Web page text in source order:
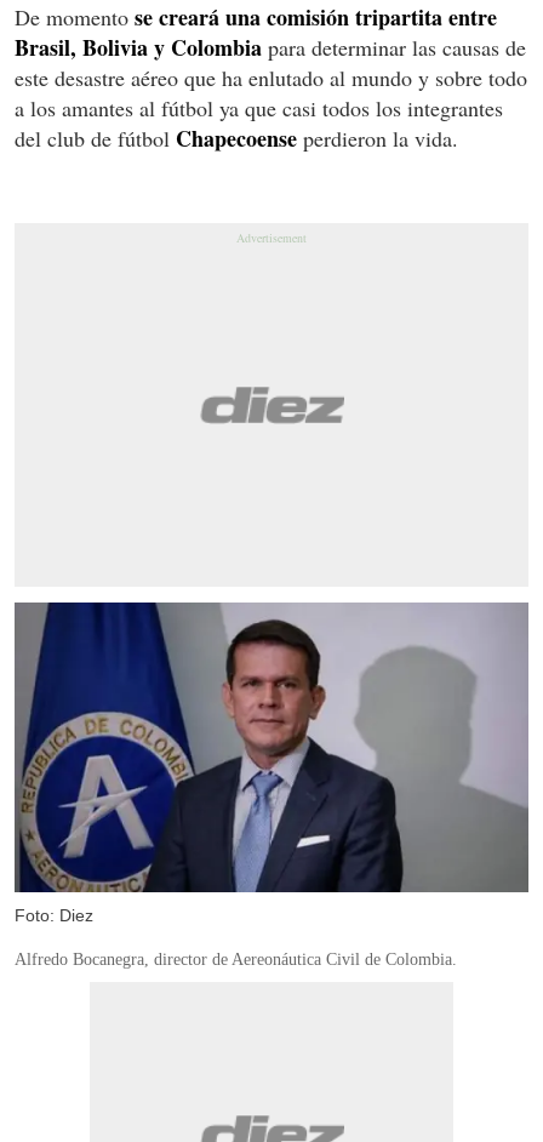
De momento se creará una comisión tripartita entre
Brasil, Bolivia y Colombia para determinar las causas de
este desastre aéreo que ha enlutado al mundo y sobre todo
a los amantes al fútbol ya que casi todos los integrantes
del club de fútbol Chapecoense perdieron la vida.
Foto: Diez
Alfredo Bocanegra, director de Aereonáutica Civil de Colombia.